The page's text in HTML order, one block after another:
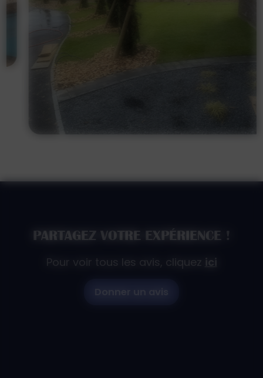
PARTAGEZ VOTRE EXPÉRIENCE !
Pour voir tous les avis, cliquez ici